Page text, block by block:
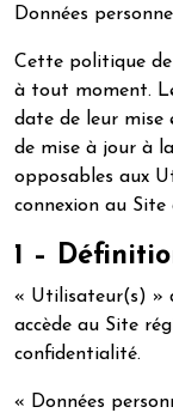
Données
Cette politique de
à tout moment.
date de leur mise
de mise à jour à
opposables aux
connexion au Site
1 –
« Utilisateur(s) »
accède au Site
confidentialité.
« Données